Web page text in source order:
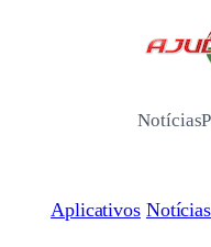
Notícias
Aplicativos Notícias